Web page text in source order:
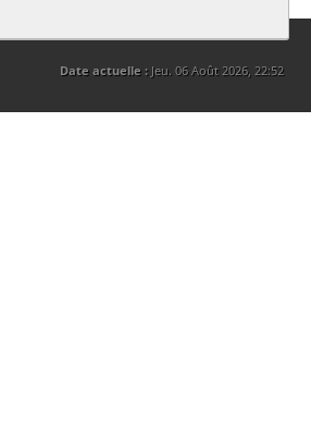
Date actuelle : Jeu. 06 Août 2026, 22:52